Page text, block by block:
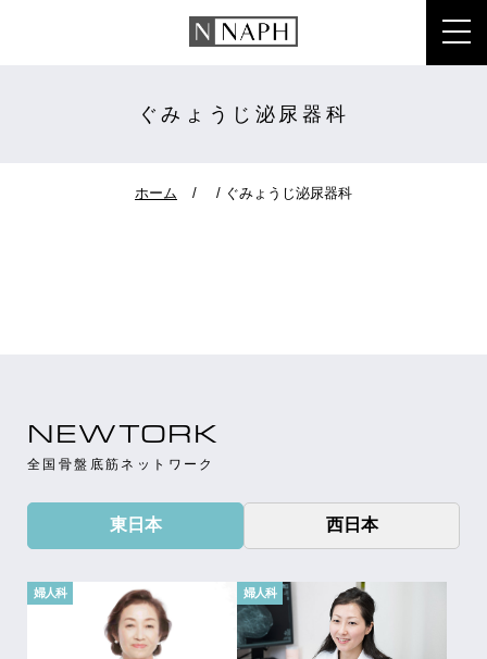
ぐみょうじ泌尿器科
ホーム ぐみょうじ泌尿器科
NEWTORK
全国骨盤底筋ネットワーク
東日本 西日本
婦人科 婦人科